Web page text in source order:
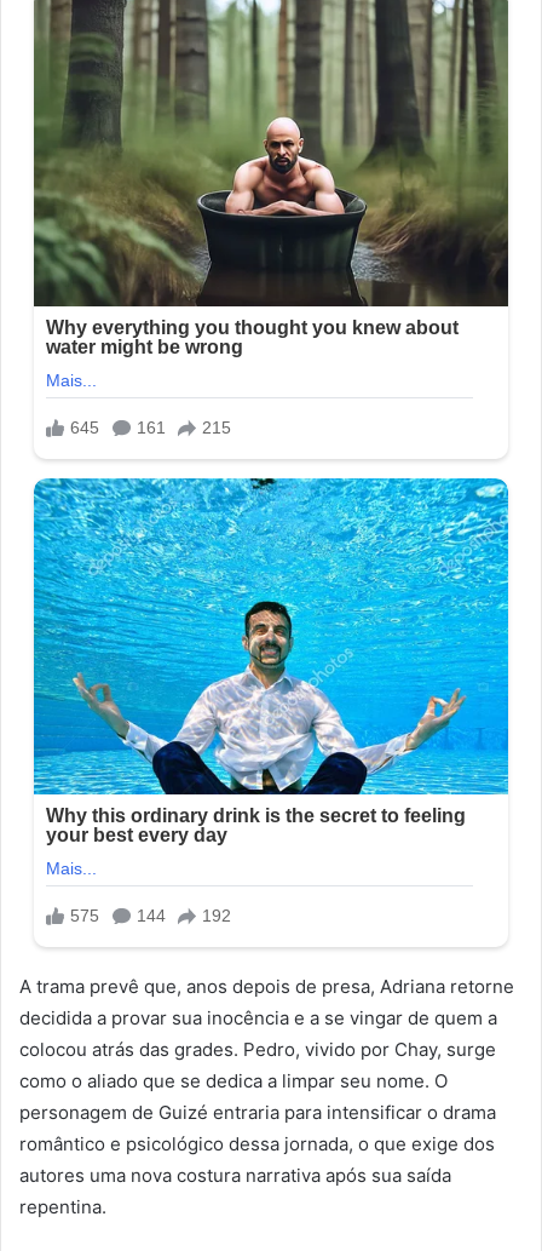
A trama prevê que, anos depois de presa, Adriana retorne
decidida a provar sua inocência e a se vingar de quem a
colocou atrás das grades. Pedro, vivido por Chay, surge
como o aliado que se dedica a limpar seu nome. O
personagem de Guizé entraria para intensificar o drama
romântico e psicológico dessa jornada, o que exige dos
autores uma nova costura narrativa após sua saída
repentina.